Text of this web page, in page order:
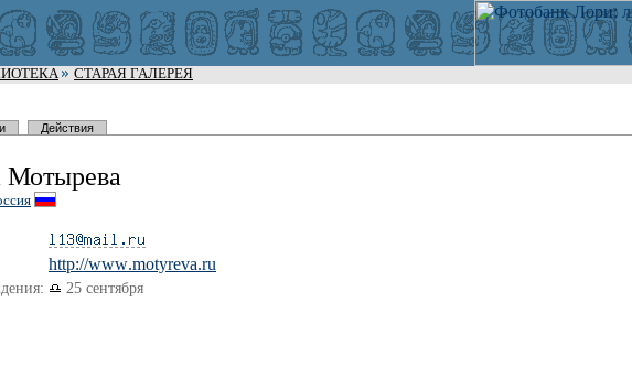
СТАРАЯ ГАЛЕРЕЯ
Действия
Мотырева
http://www.motyreva.ru
25 сентября